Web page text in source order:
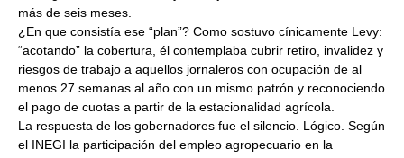
más de seis meses.
¿En que consistía ese “plan”? Como sostuvo cínicamente Levy:
“acotando” la cobertura, él contemplaba cubrir retiro, invalidez y
riesgos de trabajo a aquellos jornaleros con ocupación de al
menos 27 semanas al año con un mismo patrón y reconociendo
el pago de cuotas a partir de la estacionalidad agrícola.
La respuesta de los gobernadores fue el silencio. Lógico. Según
el INEGI la participación del empleo agropecuario en la